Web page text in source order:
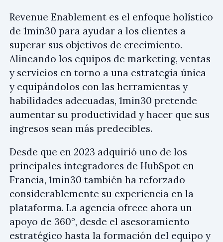
Revenue Enablement es el enfoque holístico
de 1min30 para ayudar a los clientes a
superar sus objetivos de crecimiento.
Alineando los equipos de marketing, ventas
y servicios en torno a una estrategia única
y equipándolos con las herramientas y
habilidades adecuadas, 1min30 pretende
aumentar su productividad y hacer que sus
ingresos sean más predecibles.
Desde que en 2023 adquirió uno de los
principales integradores de HubSpot en
Francia, 1min30 también ha reforzado
considerablemente su experiencia en la
plataforma. La agencia ofrece ahora un
apoyo de 360°, desde el asesoramiento
estratégico hasta la formación del equipo y